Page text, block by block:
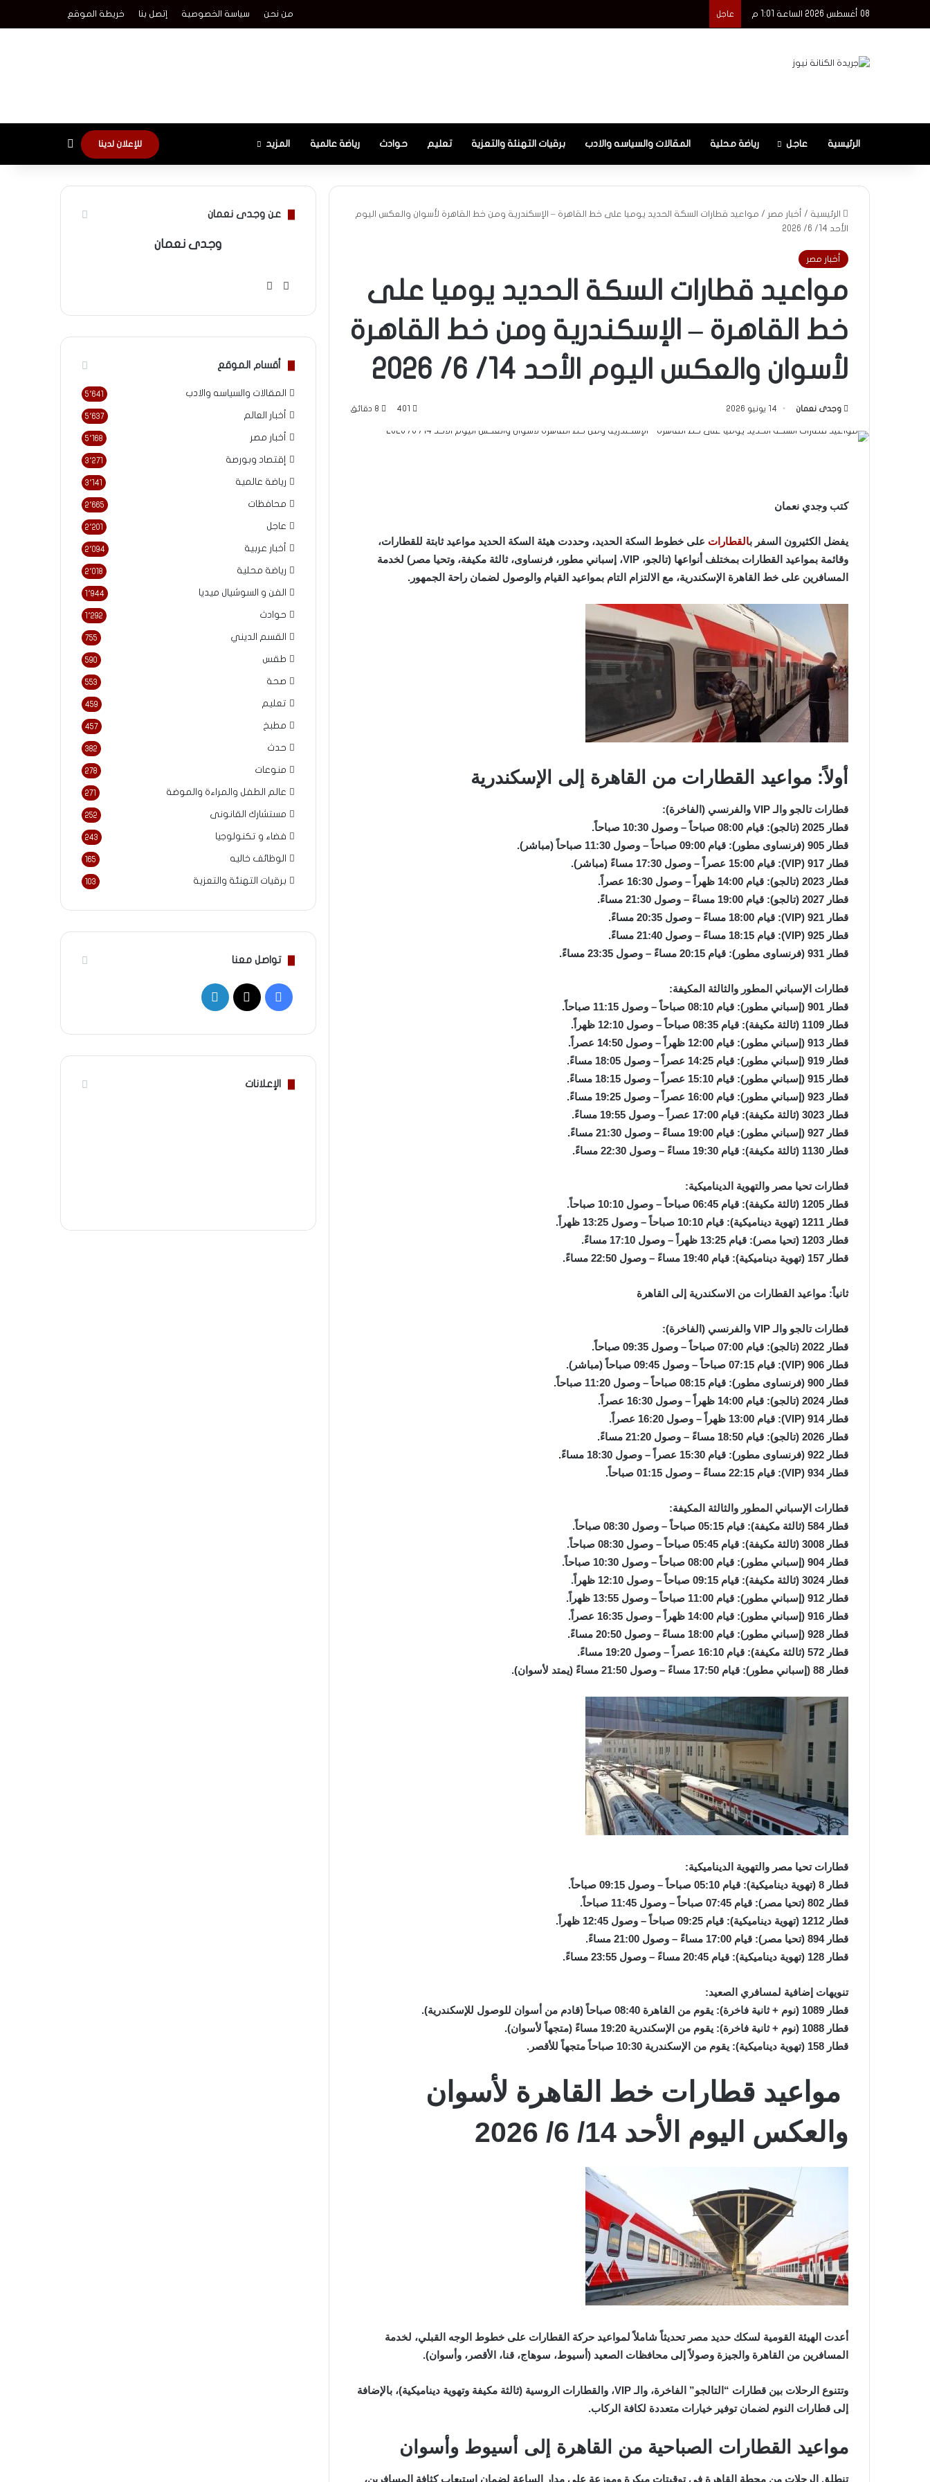
08 أغسطس 2026 الساعة 1:01 م عاجل من نحن سياسة الخصوصية إتصل بنا خريطة الموقع
الرئيسية عاجل رياضة محلية المقالات والسياسه والادب برقيات التهنئة والتعزية تعليم حوادث رياضة عالمية المزيد للإعلان لدينا
الرئيسية / أخبار مصر / مواعيد قطارات السكة الحديد يوميا على خط القاهرة – الإسكندرية ومن خط القاهرة لأسوان والعكس اليوم
الأحد 14/ 6/ 2026
أخبار مصر
مواعيد قطارات السكة الحديد يوميا على
خط القاهرة – الإسكندرية ومن خط القاهرة
لأسوان والعكس اليوم الأحد 14/ 6/ 2026
وجدى نعمان 14 يونيو 2026 401
كتب وجدي نعمان
يفضل الكثيرون السفر بالقطارات على خطوط السكة الحديد، وحددت هيئة السكة الحديد مواعيد ثابتة للقطارات،
وقائمة بمواعيد القطارات بمختلف أنواعها (تالجو، VIP، إسباني مطور، فرنساوى، ثالثة مكيفة، وتحيا مصر) لخدمة
المسافرين على خط القاهرة الإسكندرية، مع الالتزام التام بمواعيد القيام والوصول لضمان راحة الجمهور.
أولاً: مواعيد القطارات من القاهرة إلى الإسكندرية
قطارات تالجو والـ VIP والفرنسي (الفاخرة):
قطار 2025 (تالجو): قيام 08:00 صباحاً – وصول 10:30 صباحاً.
قطار 905 (فرنساوى مطور): قيام 09:00 صباحاً – وصول 11:30 صباحاً (مباشر).
قطار 917 (VIP): قيام 15:00 عصراً – وصول 17:30 مساءً (مباشر).
قطار 2023 (تالجو): قيام 14:00 ظهراً – وصول 16:30 عصراً.
قطار 2027 (تالجو): قيام 19:00 مساءً – وصول 21:30 مساءً.
قطار 921 (VIP): قيام 18:00 مساءً – وصول 20:35 مساءً.
قطار 925 (VIP): قيام 18:15 مساءً – وصول 21:40 مساءً.
قطار 931 (فرنساوى مطور): قيام 20:15 مساءً – وصول 23:35 مساءً.
قطارات الإسباني المطور والثالثة المكيفة:
قطار 901 (إسباني مطور): قيام 08:10 صباحاً – وصول 11:15 صباحاً.
قطار 1109 (ثالثة مكيفة): قيام 08:35 صباحاً – وصول 12:10 ظهراً.
قطار 913 (إسباني مطور): قيام 12:00 ظهراً – وصول 14:50 عصراً.
قطار 919 (إسباني مطور): قيام 14:25 عصراً – وصول 18:05 مساءً.
قطار 915 (إسباني مطور): قيام 15:10 عصراً – وصول 18:15 مساءً.
قطار 923 (إسباني مطور): قيام 16:00 عصراً – وصول 19:25 مساءً.
قطار 3023 (ثالثة مكيفة): قيام 17:00 عصراً – وصول 19:55 مساءً.
قطار 927 (إسباني مطور): قيام 19:00 مساءً – وصول 21:30 مساءً.
قطار 1130 (ثالثة مكيفة): قيام 19:30 مساءً – وصول 22:30 مساءً.
قطارات تحيا مصر والتهوية الديناميكية:
قطار 1205 (ثالثة مكيفة): قيام 06:45 صباحاً – وصول 10:10 صباحاً.
قطار 1211 (تهوية ديناميكية): قيام 10:10 صباحاً – وصول 13:25 ظهراً.
قطار 1203 (تحيا مصر): قيام 13:25 ظهراً – وصول 17:10 مساءً.
قطار 157 (تهوية ديناميكية): قيام 19:40 مساءً – وصول 22:50 مساءً.
ثانياً: مواعيد القطارات من الاسكندرية إلى القاهرة
قطارات تالجو والـ VIP والفرنسي (الفاخرة):
قطار 2022 (تالجو): قيام 07:00 صباحاً – وصول 09:35 صباحاً.
قطار 906 (VIP): قيام 07:15 صباحاً – وصول 09:45 صباحاً (مباشر).
قطار 900 (فرنساوى مطور): قيام 08:15 صباحاً – وصول 11:20 صباحاً.
قطار 2024 (تالجو): قيام 14:00 ظهراً – وصول 16:30 عصراً.
قطار 914 (VIP): قيام 13:00 ظهراً – وصول 16:20 عصراً.
قطار 2026 (تالجو): قيام 18:50 مساءً – وصول 21:20 مساءً.
قطار 922 (فرنساوى مطور): قيام 15:30 عصراً – وصول 18:30 مساءً.
قطار 934 (VIP): قيام 22:15 مساءً – وصول 01:15 صباحاً.
قطارات الإسباني المطور والثالثة المكيفة:
قطار 584 (ثالثة مكيفة): قيام 05:15 صباحاً – وصول 08:30 صباحاً.
قطار 3008 (ثالثة مكيفة): قيام 05:45 صباحاً – وصول 08:30 صباحاً.
قطار 904 (إسباني مطور): قيام 08:00 صباحاً – وصول 10:30 صباحاً.
قطار 3024 (ثالثة مكيفة): قيام 09:15 صباحاً – وصول 12:10 ظهراً.
قطار 912 (إسباني مطور): قيام 11:00 صباحاً – وصول 13:55 ظهراً.
قطار 916 (إسباني مطور): قيام 14:00 ظهراً – وصول 16:35 عصراً.
قطار 928 (إسباني مطور): قيام 18:00 مساءً – وصول 20:50 مساءً.
قطار 572 (ثالثة مكيفة): قيام 16:10 عصراً – وصول 19:20 مساءً.
قطار 88 (إسباني مطور): قيام 17:50 مساءً – وصول 21:50 مساءً (يمتد لأسوان).
قطارات تحيا مصر والتهوية الديناميكية:
قطار 8 (تهوية ديناميكية): قيام 05:10 صباحاً – وصول 09:15 صباحاً.
قطار 802 (تحيا مصر): قيام 07:45 صباحاً – وصول 11:45 صباحاً.
قطار 1212 (تهوية ديناميكية): قيام 09:25 صباحاً – وصول 12:45 ظهراً.
قطار 894 (تحيا مصر): قيام 17:00 مساءً – وصول 21:00 مساءً.
قطار 128 (تهوية ديناميكية): قيام 20:45 مساءً – وصول 23:55 مساءً.
تنويهات إضافية لمسافري الصعيد:
قطار 1089 (نوم + ثانية فاخرة): يقوم من القاهرة 08:40 صباحاً (قادم من أسوان للوصول للإسكندرية).
قطار 1088 (نوم + ثانية فاخرة): يقوم من الإسكندرية 19:20 مساءً (متجهاً لأسوان).
قطار 158 (تهوية ديناميكية): يقوم من الإسكندرية 10:30 صباحاً متجهاً للأقصر.
مواعيد قطارات خط القاهرة لأسوان
والعكس اليوم الأحد 14/ 6/ 2026
أعدت الهيئة القومية لسكك حديد مصر تحديثاً شاملاً لمواعيد حركة القطارات على خطوط الوجه القبلي، لخدمة
المسافرين من القاهرة والجيزة وصولاً إلى محافظات الصعيد (أسيوط، سوهاج، قنا، الأقصر، وأسوان).
وتتنوع الرحلات بين قطارات “التالجو” الفاخرة، والـ VIP، والقطارات الروسية (ثالثة مكيفة وتهوية ديناميكية)، بالإضافة
إلى قطارات النوم لضمان توفير خيارات متعددة لكافة الركاب.
مواعيد القطارات الصباحية من القاهرة إلى أسيوط وأسوان
تنطلق الرحلات من محطة القاهرة في توقيتات مبكرة وموزعة على مدار الساعة لضمان استيعاب كثافة المسافرين،
عن وجدى نعمان
وجدى نعمان
موقع
أقسام الموقع
المقالات والسياسه والادب 5٬641
أخبار العالم 5٬637
أخبار مصر 5٬168
إقتصاد وبورصة 3٬271
رياضة عالمية 3٬141
محافظات 2٬665
عاجل 2٬201
أخبار عربية 2٬094
رياضة محلية 2٬018
الفن و السوشيال ميديا 1٬944
حوادث 1٬292
القسم الديني 755
طقس 590
صحة 553
تعليم 459
مطبخ 457
حدث 382
منوعات 278
عالم الطفل والمراءة والموضة 271
مستشارك القانونى 252
فضاء و تكنولوجيا 243
الوظائف خاليه 165
برقيات التهنئة والتعزية 103
تواصل معنا
فيسبوك
‫X لينكدإن
الإعلانات